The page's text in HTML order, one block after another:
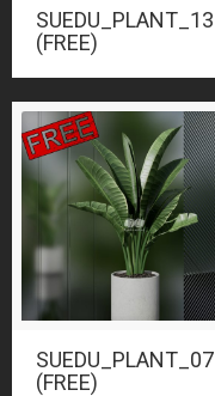
SUEDU_PLANT_13
(FREE)
SUEDU_PLANT_07
(FREE)